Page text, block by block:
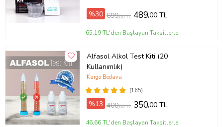
%30 699,00 TL 489,00 TL
65,19 TL'den Başlayan Taksitlerle
Alfasol Alkol Test Kiti (20
Kullanımlık)
(165)
Kargo Bedava
%13 400,00 TL 350,00 TL
46,66 TL'den Başlayan Taksitlerle